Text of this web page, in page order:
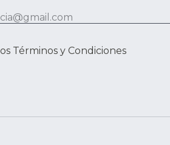
Términos y Condiciones